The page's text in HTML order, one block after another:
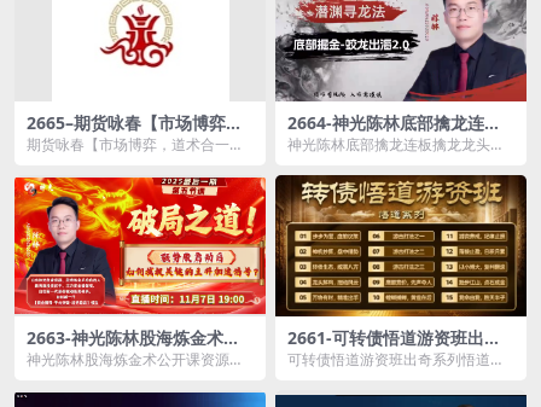
2665–期货咏春【市场博弈，
道术合一，守静归朴】主题直
期货咏春【市场博弈，道术合一，
介： ...
2664-神光陈林底部擒龙连板
擒龙龙头战法系统课+指标资
神光陈林底部擒龙连板擒龙龙头战
程...
2663-神光陈林股海炼金术公
开课-12.5GB
神光陈林股海炼金术公开课资源简
合...
2661-可转债悟道游资班出奇
系列悟道系列守正系列课程-卓
可转债悟道游资班出奇系列悟道系
课...